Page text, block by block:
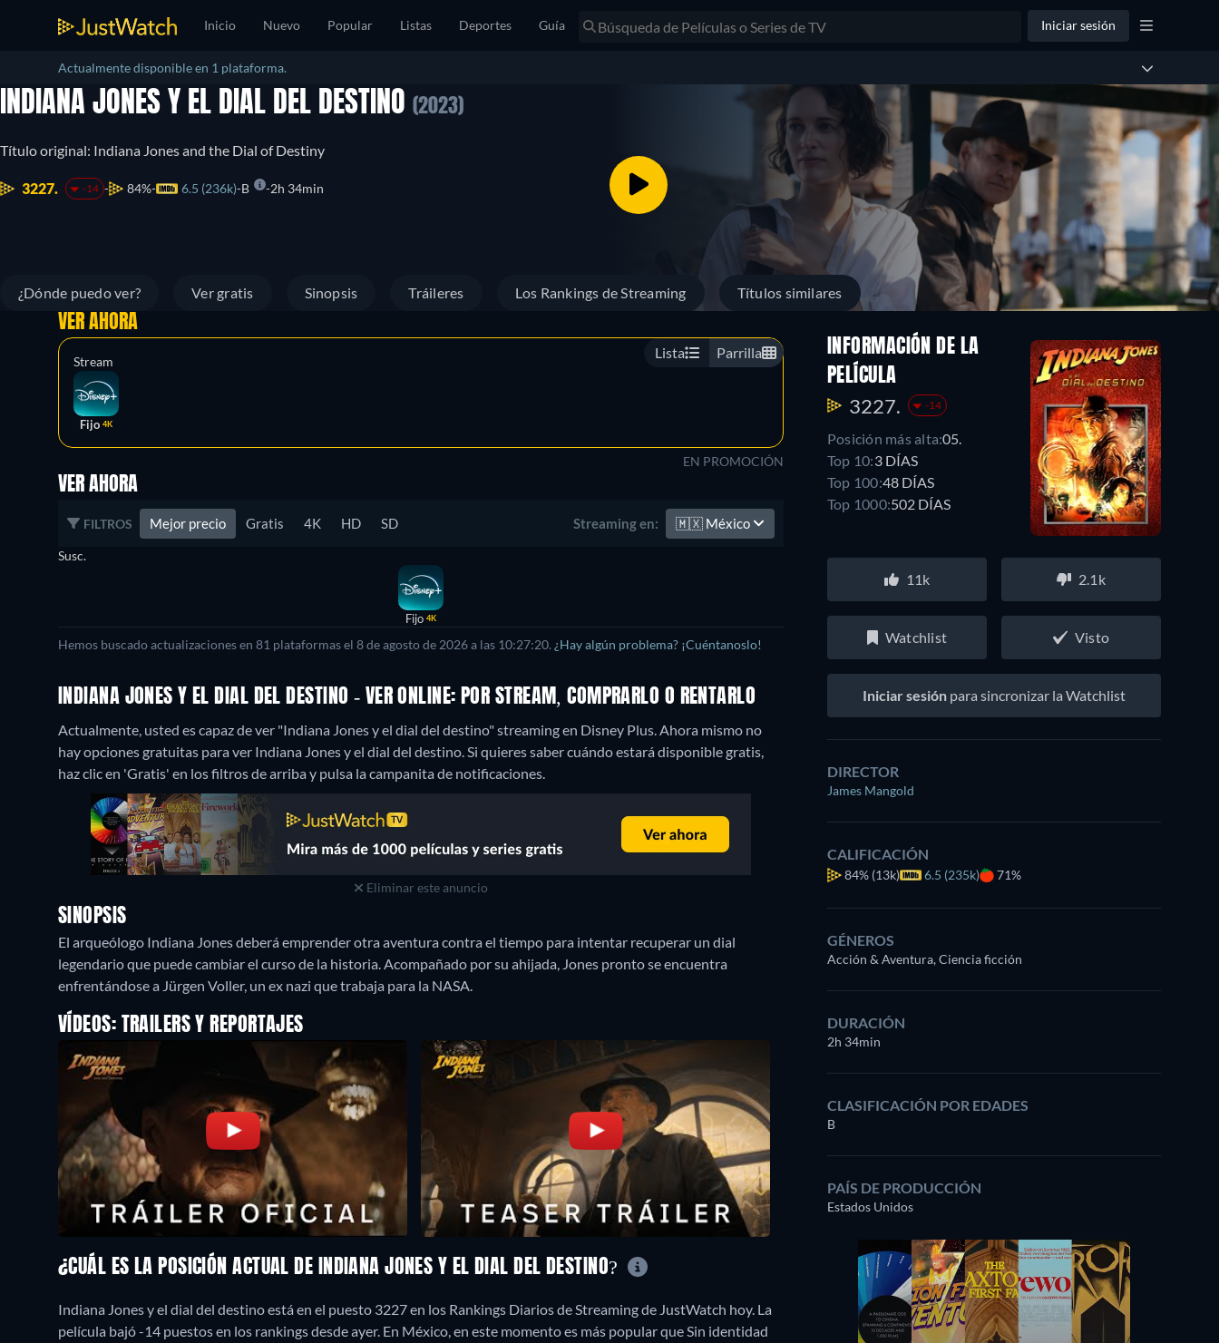
Inicio Nuevo Popular Listas Deportes Guía Iniciar sesión
Actualmente disponible en 1 plataforma.
INDIANA JONES Y EL DIAL DEL DESTINO (2023)
Título original: Indiana Jones and the Dial of Destiny
3227. -14 84% 6.5 (236k) B 2h 34min
¿Dónde puedo ver? Ver gratis Sinopsis Tráileres Los Rankings de Streaming Títulos similares
Lista Parrilla
VER AHORA
Stream
Fijo 4K
EN PROMOCIÓN
VER AHORA
FILTROS Mejor precio Gratis 4K HD SD Streaming en: 🇲🇽 México
Susc.
Fijo 4K
Hemos buscado actualizaciones en 81 plataformas el 8 de agosto de 2026 a las 10:27:20. ¿Hay algún problema? ¡Cuéntanoslo!
INDIANA JONES Y EL DIAL DEL DESTINO - VER ONLINE: POR STREAM, COMPRARLO O RENTARLO
Actualmente, usted es capaz de ver "Indiana Jones y el dial del destino" streaming en Disney Plus.Ahora mismo no
hay opciones gratuitas para ver Indiana Jones y el dial del destino. Si quieres saber cuándo estará disponible gratis,
haz clic en 'Gratis' en los filtros de arriba y pulsa la campanita de notificaciones.
Eliminar este anuncio
SINOPSIS
El arqueólogo Indiana Jones deberá emprender otra aventura contra el tiempo para intentar recuperar un dial
legendario que puede cambiar el curso de la historia. Acompañado por su ahijada, Jones pronto se encuentra
enfrentándose a Jürgen Voller, un ex nazi que trabaja para la NASA.
VÍDEOS: TRAILERS Y REPORTAJES
INFORMACIÓN DE LA
PELÍCULA
3227. -14
Posición más alta:05.
Top 10:3 DÍAS
Top 100:48 DÍAS
Top 1000:502 DÍAS
11k 2.1k
Watchlist Visto
Iniciar sesión para sincronizar la Watchlist
DIRECTOR
James Mangold
CALIFICACIÓN
84% (13k) 6.5 (235k) 71%
GÉNEROS
Acción & Aventura, Ciencia ficción
DURACIÓN
2h 34min
CLASIFICACIÓN POR EDADES
B
PAÍS DE PRODUCCIÓN
Estados Unidos
¿CUÁL ES LA POSICIÓN ACTUAL DE INDIANA JONES Y EL DIAL DEL DESTINO?
Indiana Jones y el dial del destino está en el puesto 3227 en los Rankings Diarios de Streaming de JustWatch hoy. La
película bajó -14 puestos en los rankings desde ayer. En México, en este momento es más popular que Sin identidad